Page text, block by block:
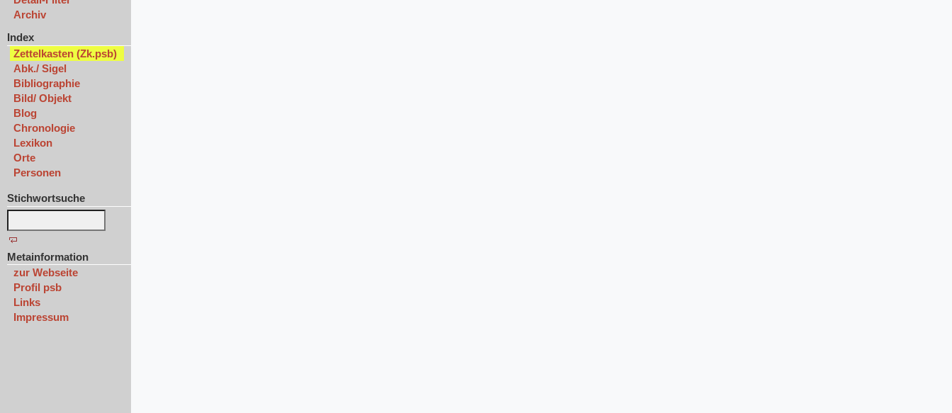
Archiv
Index
Zettelkasten (Zk.psb)
Abk./ Sigel
Bibliographie
Bild/ Objekt
Blog
Chronologie
Lexikon
Orte
Personen
Stichwortsuche
Metainformation
zur Webseite
Profil psb
Links
Impressum